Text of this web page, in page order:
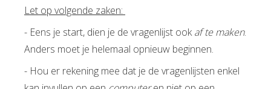
Let op volgende zaken:
- Eens je start, dien je de vragenlijst ookaf te maken.
Anders moet je helemaal opnieuw beginnen.
- Hou er rekening mee dat je de vragenlijsten enkel